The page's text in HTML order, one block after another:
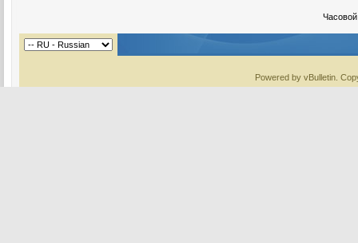
Powered by vBulletin.